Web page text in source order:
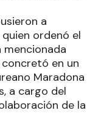
a
ordenó el
mencionada
en un
Maradona
a cargo del
de la